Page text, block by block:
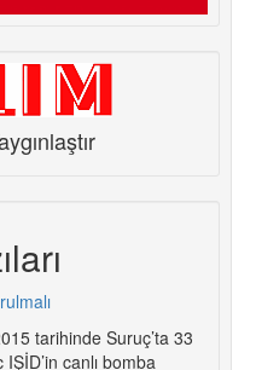
tarihinde Suruç’ta 33
canlı bomba